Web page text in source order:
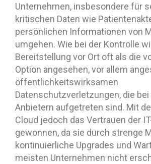
Unternehmen, insbesondere für
kritischen Daten wie
persönlichen Informationen von
umgehen. Wie bei der Kontrolle
Bereitstellung vor Ort oft als die
Option angesehen, vor allem
öffentlichkeitswirksamen
Datenschutzverletzungen, die bei
Anbietern aufgetreten sind. Mit
Cloud jedoch das Vertrauen der
gewonnen, da sie durch strenge
kontinuierliche Upgrades und
meisten Unternehmen nicht